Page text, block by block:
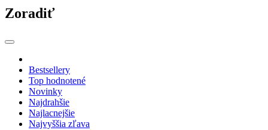
Zoradiť
Bestsellery
Top hodnotené
Novinky
Najdrahšie
Najlacnejšie
Najvyššia zľava